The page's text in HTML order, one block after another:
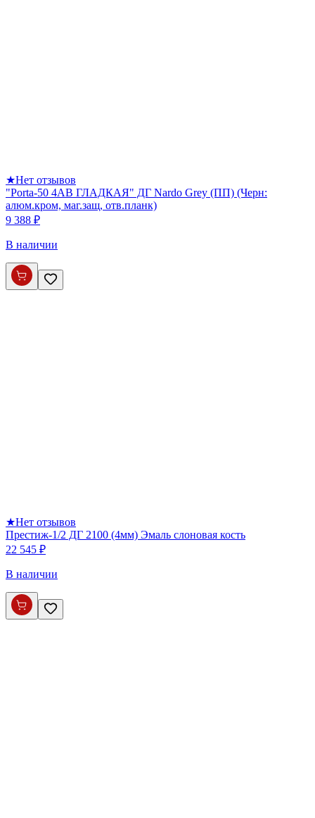
★Нет отзывов
"Porta-50 4AB ГЛАДКАЯ" ДГ Nardo Grey (ПП) (Черн:
алюм.кром, маг.защ, отв.планк)
9 388 ₽
В наличии
★Нет отзывов
Престиж-1/2 ДГ 2100 (4мм) Эмаль слоновая кость
22 545 ₽
В наличии